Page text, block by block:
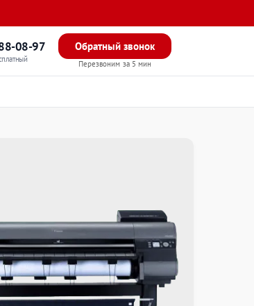
08-97 Обратный звонок
Перезвоним за 5 мин